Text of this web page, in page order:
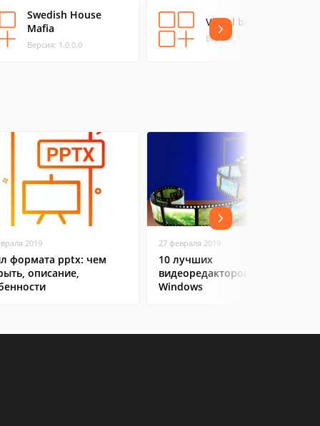
Swedish House
Mafia
Версия: 1.0.0.0
Visual bands
Версия: 1.0.0.0
2019
формата pptx: чем
описание,
27 февраля 2019
10 лучших
видеоредакторов на
Windows